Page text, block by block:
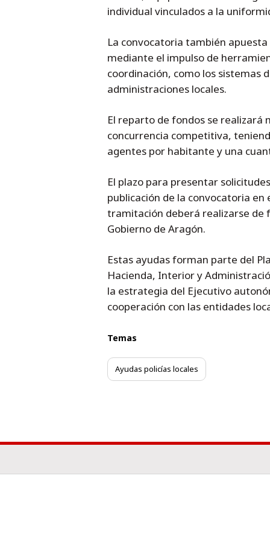
individual vinculados a la
La convocatoria también
mediante el impulso de
coordinación, como los sistemas
administraciones locales.
El reparto de fondos se
concurrencia competitiva,
agentes por habitante y una
El plazo para presentar
publicación de la convocatoria en
tramitación deberá realizarse de
Gobierno de Aragón.
Estas ayudas forman parte del
Hacienda, Interior y
la estrategia del Ejecutivo
cooperación con las entidades
Temas
Ayudas policías locales